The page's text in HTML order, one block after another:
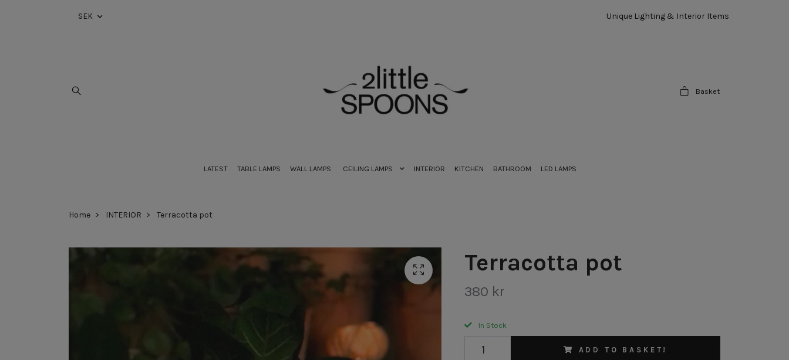
SEK Unique Lighting & Interior Items
Basket
LATEST TABLE LAMPS WALL LAMPS CEILING LAMPS INTERIOR KITCHEN BATHROOM LED LAMPS
Home INTERIOR Terracotta pot
Terracotta pot
380 kr
In Stock
ADD TO BASKET!